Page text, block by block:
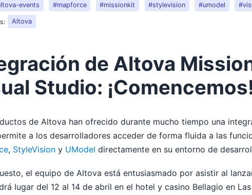
events #mapforce #missionkit #stylevision #umodel
Altova
de Altova
Studio:
de Altova han ofrecido durante mucho tiempo una
a los desarrolladores acceder de forma fluida a las
, StyleVision y UModel directamente en su entorno de
el equipo de Altova está entusiasmado por asistir al
lugar del 12 al 14 de abril en el hotel y casino Bellagio en